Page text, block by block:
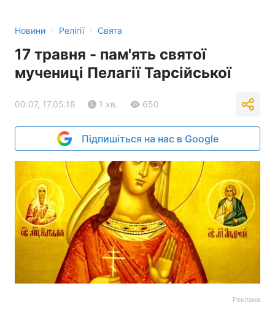
Новини › Релігії › Свята
17 травня - пам'ять святої
мучениці Пелагії Тарсійської
00:07, 17.05.18 1 хв. 650
Підпишіться на нас в Google
Реклама